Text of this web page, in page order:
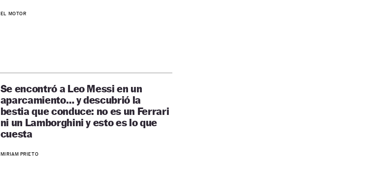
EL MOTOR
Se encontró a Leo Messi en un
aparcamiento… y descubrió la
bestia que conduce: no es un Ferrari
ni un Lamborghini y esto es lo que
cuesta
MIRIAM PRIETO